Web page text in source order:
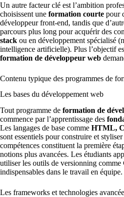
Un autre facteur clé est l’ambition
choisissent une formation courte pour
développeur front-end, tandis que
parcours plus long pour acquérir des
stack ou en développement spécialisé
intelligence artificielle). Plus l’objectif
formation de développeur web
Contenu typique des programmes de
Les bases du développement web
Tout programme de formation de
commence par l’apprentissage des
Les langages de base comme HTML,
sont essentiels pour construire et
compétences constituent la première
notions plus avancées. Les étudiants
utiliser les outils de versionning comme
indispensables dans le travail en équipe.
Les frameworks et technologies